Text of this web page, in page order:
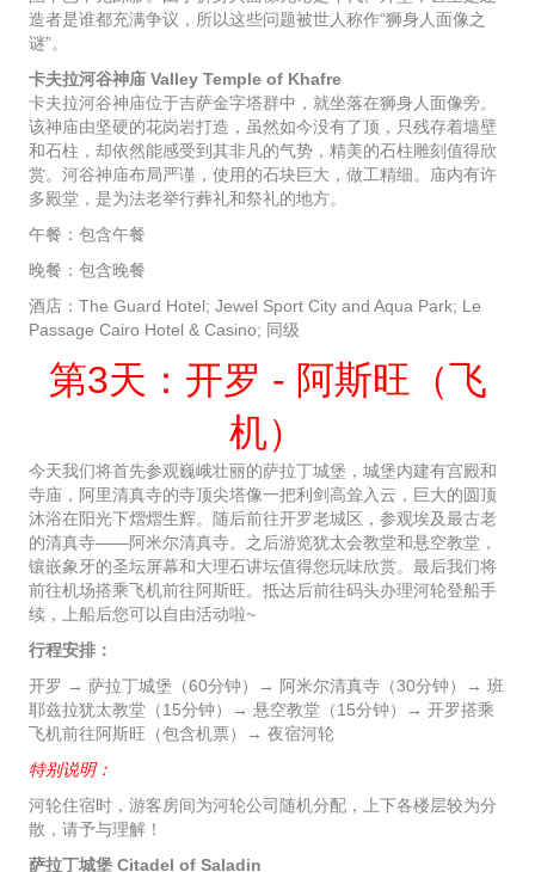
造者是谁都充满争议，所以这些问题被世人称作“狮身人面像之
谜”。
卡夫拉河谷神庙 Valley Temple of Khafre
卡夫拉河谷神庙位于吉萨金字塔群中，就坐落在狮身人面像旁。
该神庙由坚硬的花岗岩打造，虽然如今没有了顶，只残存着墙壁
和石柱，却依然能感受到其非凡的气势，精美的石柱雕刻值得欣
赏。河谷神庙布局严谨，使用的石块巨大，做工精细。庙内有许
多殿堂，是为法老举行葬礼和祭礼的地方。
午餐：包含午餐
晚餐：包含晚餐
酒店：The Guard Hotel; Jewel Sport City and Aqua Park; Le
Passage Cairo Hotel & Casino; 同级
第3天：开罗 - 阿斯旺（飞
机）
今天我们将首先参观巍峨壮丽的萨拉丁城堡，城堡内建有宫殿和
寺庙，阿里清真寺的寺顶尖塔像一把利剑高耸入云，巨大的圆顶
沐浴在阳光下熠熠生辉。随后前往开罗老城区，参观埃及最古老
的清真寺——阿米尔清真寺。之后游览犹太会教堂和悬空教堂，
镶嵌象牙的圣坛屏幕和大理石讲坛值得您玩味欣赏。最后我们将
前往机场搭乘飞机前往阿斯旺。抵达后前往码头办理河轮登船手
续，上船后您可以自由活动啦~
行程安排：
开罗 → 萨拉丁城堡（60分钟）→ 阿米尔清真寺（30分钟）→ 班
耶兹拉犹太教堂（15分钟）→ 悬空教堂（15分钟）→ 开罗搭乘
飞机前往阿斯旺（包含机票）→ 夜宿河轮
特别说明：
河轮住宿时，游客房间为河轮公司随机分配，上下各楼层较为分
散，请予与理解！
萨拉丁城堡 Citadel of Saladin